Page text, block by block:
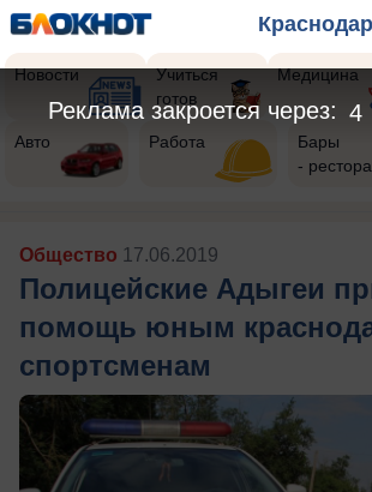
Краснодар
Новости
Учиться
готов
Медицина
Авто Работа
Бары
-
Общество 17.06.2019
Полицейские Адыгеи
помощь юным
спортсменам
2
Реклама закроется через: